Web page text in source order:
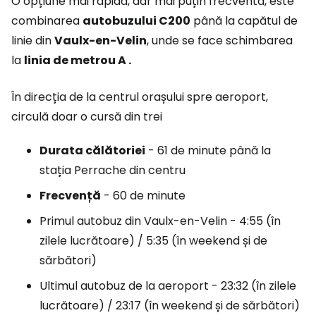
combinarea autobuzului C200 până la capătul de
linie dinVaulx-en-Velin, unde se face schimbarea
la linia de metrou A.
În direcția de la centrul orașului spre aeroport,
circulă doar o cursă din trei
Durata călătoriei - 61 de minute până la
stația Perrache din centru
Frecvență - 60 de minute
Primul autobuz din Vaulx-en-Velin - 4:55 (în
zilele lucrătoare) / 5:35 (în weekend și de
sărbători)
Ultimul autobuz de la aeroport - 23:32 (în zilele
lucrătoare) / 23:17 (în weekend și de sărbători)